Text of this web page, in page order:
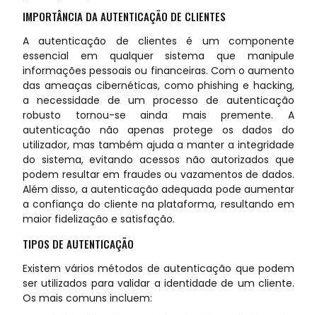
IMPORTÂNCIA DA AUTENTICAÇÃO DE CLIENTES
A autenticação de clientes é um componente
essencial em qualquer sistema que manipule
informações pessoais ou financeiras. Com o aumento
das ameaças cibernéticas, como phishing e hacking,
a necessidade de um processo de autenticação
robusto tornou-se ainda mais premente. A
autenticação não apenas protege os dados do
utilizador, mas também ajuda a manter a integridade
do sistema, evitando acessos não autorizados que
podem resultar em fraudes ou vazamentos de dados.
Além disso, a autenticação adequada pode aumentar
a confiança do cliente na plataforma, resultando em
maior fidelização e satisfação.
TIPOS DE AUTENTICAÇÃO
Existem vários métodos de autenticação que podem
ser utilizados para validar a identidade de um cliente.
Os mais comuns incluem: